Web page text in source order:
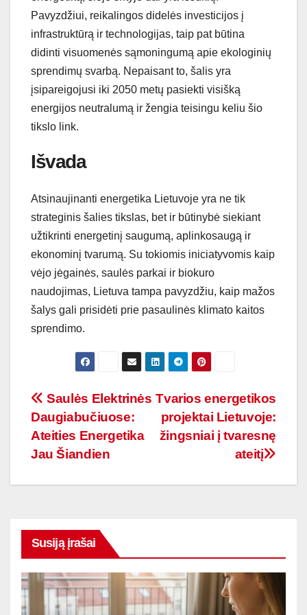
Pavyzdžiui, reikalingos didelės investicijos į
infrastruktūrą ir technologijas, taip pat būtina
didinti visuomenės sąmoningumą apie ekologinių
sprendimų svarbą. Nepaisant to, šalis yra
įsipareigojusi iki 2050 metų pasiekti visišką
energijos neutralumą ir žengia teisingu keliu šio
tikslo link.
Išvada
Atsinaujinanti energetika Lietuvoje yra ne tik
strateginis šalies tikslas, bet ir būtinybė siekiant
užtikrinti energetinį saugumą, aplinkosaugą ir
ekonominį tvarumą. Su tokiomis iniciatyvomis kaip
vėjo jėgainės, saulės parkai ir biokuro
naudojimas, Lietuva tampa pavyzdžiu, kaip mažos
šalys gali prisidėti prie pasaulinės klimato kaitos
sprendimo.
Navigacija
tarp
įrašų
Tvarios energetikos
projektai Lietuvoje:
žingsniai į tvaresnę
ateitį
Saulės Elektrinės
Daugiabučiuose:
Ateities Energetika
Jau Šiandien
Susiją įrašai